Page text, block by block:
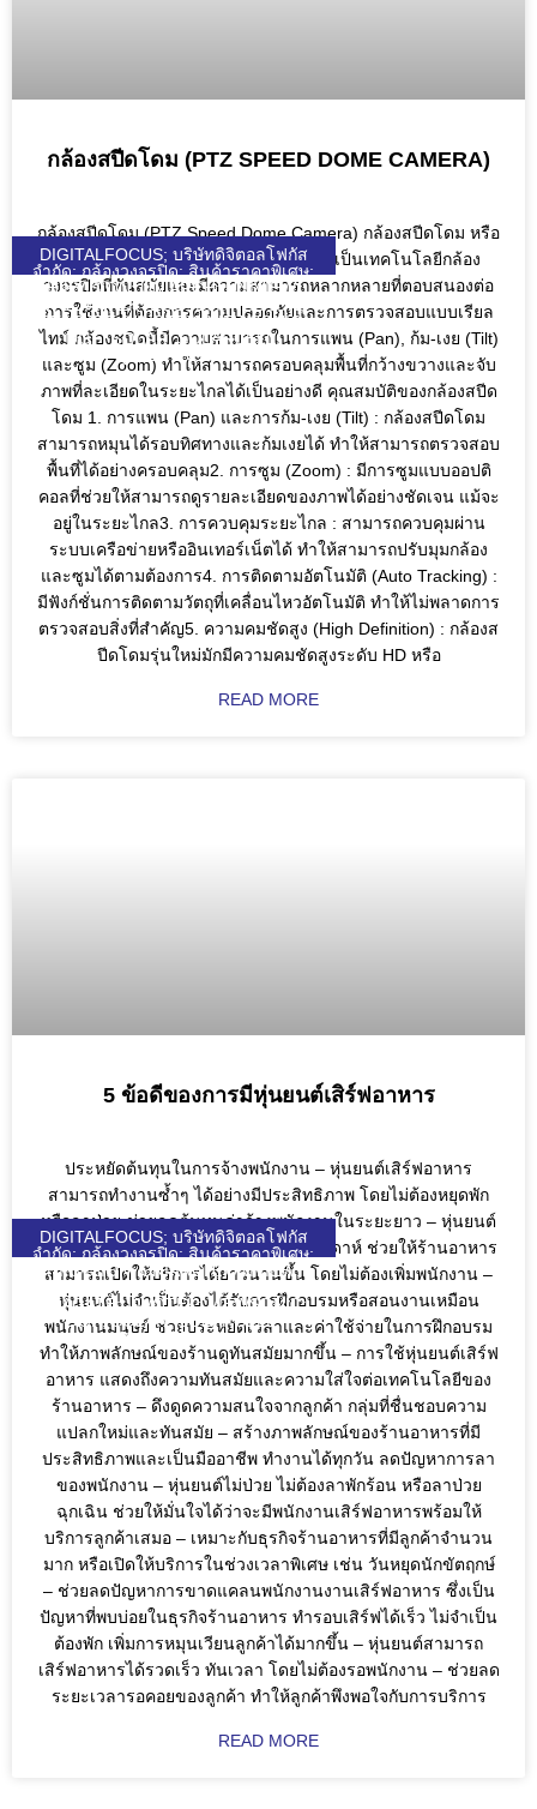
DIGITALFOCUS; บริษัทดิจิตอลโฟกัส
จำกัด; กล้องวงจรปิด; สินค้าราคาพิเศษ;
HIKVISION; UNIARCH; UNIVIEW;
WULIAN; ZKTECO; DJI; KEENON;
SEAGATE; VIVOTEK; VIEWSONIC;
DGF; SOLAR; SOLARCELL;
QUICKTRONL;
กล้องสปีดโดม (PTZ SPEED DOME CAMERA)
กล้องสปีดโดม (PTZ Speed Dome Camera) กล้องสปีดโดม หรือ
ที่เรียกว่า PTZ Speed Dome Camera เป็นเทคโนโลยีกล้อง
วงจรปิดที่ทันสมัยและมีความสามารถหลากหลายที่ตอบสนองต่อ
การใช้งานที่ต้องการความปลอดภัยและการตรวจสอบแบบเรียล
ไทม์ กล้องชนิดนี้มีความสามารถในการแพน (Pan), ก้ม-เงย (Tilt)
และซูม (Zoom) ทำให้สามารถครอบคลุมพื้นที่กว้างขวางและจับ
ภาพที่ละเอียดในระยะไกลได้เป็นอย่างดี คุณสมบัติของกล้องสปีด
โดม 1. การแพน (Pan) และการก้ม-เงย (Tilt) : กล้องสปีดโดม
สามารถหมุนได้รอบทิศทางและก้มเงยได้ ทำให้สามารถตรวจสอบ
พื้นที่ได้อย่างครอบคลุม2. การซูม (Zoom) : มีการซูมแบบออปติ
คอลที่ช่วยให้สามารถดูรายละเอียดของภาพได้อย่างชัดเจน แม้จะ
อยู่ในระยะไกล3. การควบคุมระยะไกล : สามารถควบคุมผ่าน
ระบบเครือข่ายหรืออินเทอร์เน็ตได้ ทำให้สามารถปรับมุมกล้อง
และซูมได้ตามต้องการ4. การติดตามอัตโนมัติ (Auto Tracking) :
มีฟังก์ชั่นการติดตามวัตถุที่เคลื่อนไหวอัตโนมัติ ทำให้ไม่พลาดการ
ตรวจสอบสิ่งที่สำคัญ5. ความคมชัดสูง (High Definition) : กล้องส
ปีดโดมรุ่นใหม่มักมีความคมชัดสูงระดับ HD หรือ
READ MORE
DIGITALFOCUS; บริษัทดิจิตอลโฟกัส
จำกัด; กล้องวงจรปิด; สินค้าราคาพิเศษ;
HIKVISION; UNIARCH; UNIVIEW;
WULIAN; ZKTECO; DJI; KEENON;
SEAGATE; VIVOTEK; VIEWSONIC;
DGF; SOLAR; SOLARCELL;
QUICKTRONL;
5 ข้อดีของการมีหุ่นยนต์เสิร์ฟอาหาร
ประหยัดต้นทุนในการจ้างพนักงาน – หุ่นยนต์เสิร์ฟอาหาร
สามารถทำงานซ้ำๆ ได้อย่างมีประสิทธิภาพ โดยไม่ต้องหยุดพัก
หรือลาป่วย ช่วยลดต้นทุนค่าจ้างพนักงานในระยะยาว – หุ่นยนต์
ทำงานได้หลายชั่วโมง ได้ถึง 7 วันต่อสัปดาห์ ช่วยให้ร้านอาหาร
สามารถเปิดให้บริการได้ยาวนานขึ้น โดยไม่ต้องเพิ่มพนักงาน –
หุ่นยนต์ไม่จำเป็นต้องได้รับการฝึกอบรมหรือสอนงานเหมือน
พนักงานมนุษย์ ช่วยประหยัดเวลาและค่าใช้จ่ายในการฝึกอบรม
ทำให้ภาพลักษณ์ของร้านดูทันสมัยมากขึ้น – การใช้หุ่นยนต์เสิร์ฟ
อาหาร แสดงถึงความทันสมัยและความใส่ใจต่อเทคโนโลยีของ
ร้านอาหาร – ดึงดูดความสนใจจากลูกค้า กลุ่มที่ชื่นชอบความ
แปลกใหม่และทันสมัย – สร้างภาพลักษณ์ของร้านอาหารที่มี
ประสิทธิภาพและเป็นมืออาชีพ ทำงานได้ทุกวัน ลดปัญหาการลา
ของพนักงาน – หุ่นยนต์ไม่ป่วย ไม่ต้องลาพักร้อน หรือลาป่วย
ฉุกเฉิน ช่วยให้มั่นใจได้ว่าจะมีพนักงานเสิร์ฟอาหารพร้อมให้
บริการลูกค้าเสมอ – เหมาะกับธุรกิจร้านอาหารที่มีลูกค้าจำนวน
มาก หรือเปิดให้บริการในช่วงเวลาพิเศษ เช่น วันหยุดนักขัตฤกษ์
– ช่วยลดปัญหาการขาดแคลนพนักงานงานเสิร์ฟอาหาร ซึ่งเป็น
ปัญหาที่พบบ่อยในธุรกิจร้านอาหาร ทำรอบเสิร์ฟได้เร็ว ไม่จำเป็น
ต้องพัก เพิ่มการหมุนเวียนลูกค้าได้มากขึ้น – หุ่นยนต์สามารถ
เสิร์ฟอาหารได้รวดเร็ว ทันเวลา โดยไม่ต้องรอพนักงาน – ช่วยลด
ระยะเวลารอคอยของลูกค้า ทำให้ลูกค้าพึงพอใจกับการบริการ
READ MORE